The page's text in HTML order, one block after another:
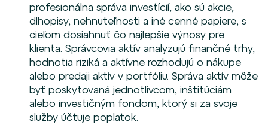
profesionálna správa investícií, ako sú akcie,
dlhopisy, nehnuteľnosti a iné cenné papiere, s
cieľom dosiahnuť čo najlepšie výnosy pre
klienta. Správcovia aktív analyzujú finančné trhy,
hodnotia riziká a aktívne rozhodujú o nákupe
alebo predaji aktív v portfóliu. Správa aktív môže
byť poskytovaná jednotlivcom, inštitúciám
alebo investičným fondom, ktorý si za svoje
služby účtuje poplatok.